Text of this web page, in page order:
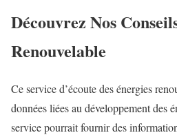
Découvrez Nos
Renouvelable
Ce service d’écoute des énergies
données liées au développement des
service pourrait fournir des